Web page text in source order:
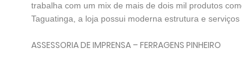
trabalha com um mix de mais de dois mil produtos
Taguatinga, a loja possui moderna estrutura e serviços
ASSESSORIA DE IMPRENSA – FERRAGENS PINHEIRO